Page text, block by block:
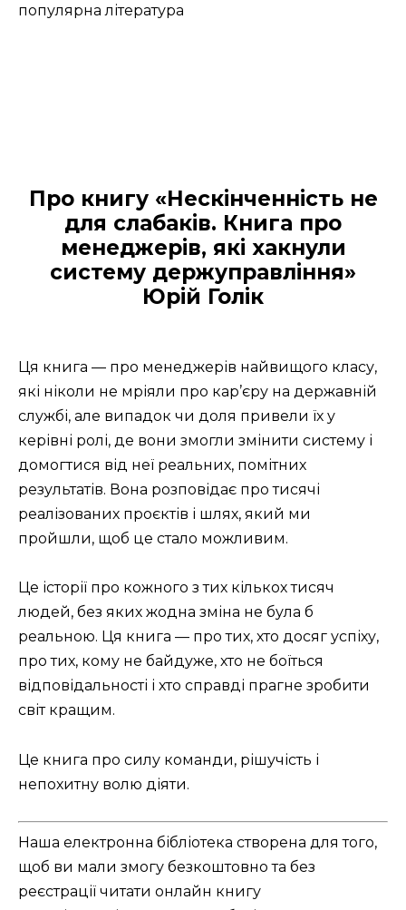
популярна література
Про книгу «Нескінченність не
для слабаків. Книга про
менеджерів, які хакнули
систему держуправління»
Юрій Голік
Ця книга — про менеджерів найвищого класу,
які ніколи не мріяли про кар’єру на державній
службі, але випадок чи доля привели їх у
керівні ролі, де вони змогли змінити систему і
домогтися від неї реальних, помітних
результатів. Вона розповідає про тисячі
реалізованих проєктів і шлях, який ми
пройшли, щоб це стало можливим.
Це історії про кожного з тих кількох тисяч
людей, без яких жодна зміна не була б
реальною. Ця книга — про тих, хто досяг успіху,
про тих, кому не байдуже, хто не боїться
відповідальності і хто справді прагне зробити
світ кращим.
Це книга про силу команди, рішучість і
непохитну волю діяти.
Наша електронна бібліотека створена для того,
щоб ви мали змогу безкоштовно та без
реєстрації читати онлайн книгу